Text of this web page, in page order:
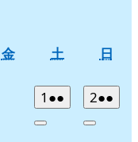
金金
土土
日
日
日
1 2026
年
●●
件
Close
22026
年
●●
件
Close